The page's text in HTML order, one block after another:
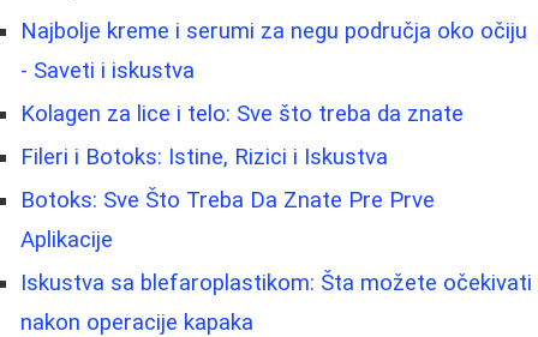
Najbolje kreme i serumi za negu područja oko očiju
- Saveti i iskustva
Kolagen za lice i telo: Sve što treba da znate
Fileri i Botoks: Istine, Rizici i Iskustva
Botoks: Sve Što Treba Da Znate Pre Prve
Aplikacije
Iskustva sa blefaroplastikom: Šta možete očekivati
nakon operacije kapaka